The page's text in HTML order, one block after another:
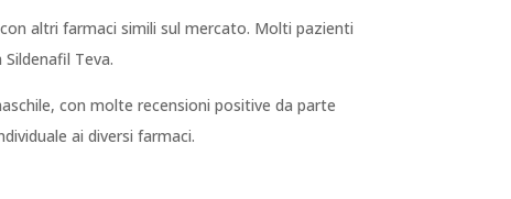
altri farmaci simili sul mercato. Molti pazienti
Teva.
con molte recensioni positive da parte
ai diversi farmaci.